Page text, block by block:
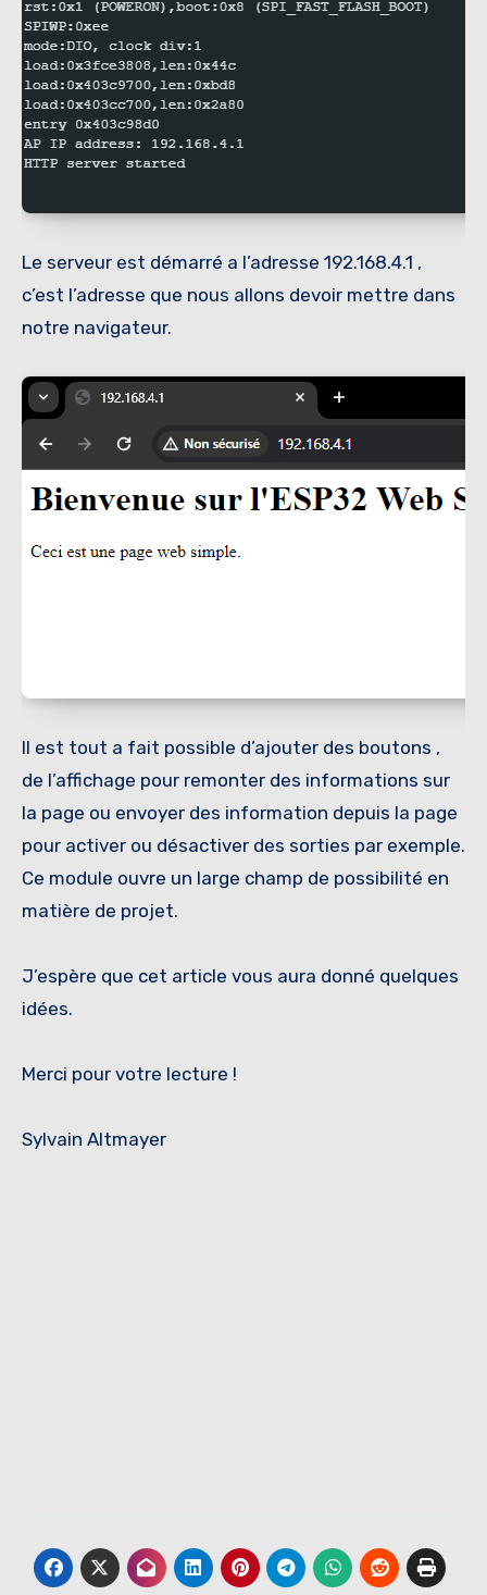
Le serveur est démarré a l’adresse 192.168.4.1 ,
c’est l’adresse que nous allons devoir mettre dans
notre navigateur.
Il est tout a fait possible d’ajouter des boutons ,
de l’affichage pour remonter des informations sur
la page ou envoyer des information depuis la page
pour activer ou désactiver des sorties par exemple.
Ce module ouvre un large champ de possibilité en
matière de projet.
J’espère que cet article vous aura donné quelques
idées.
Merci pour votre lecture !
Sylvain Altmayer